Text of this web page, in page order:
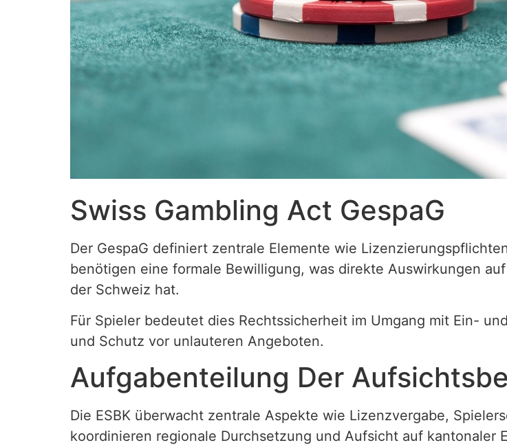
Swiss Gambling Act GespaG
Der GespaG definiert zentrale Elemente wie
benötigen eine formale Bewilligung, was direkte Auswirkungen
der Schweiz hat.
Für Spieler bedeutet dies Rechtssicherheit im Umgang mit Ein-
und Schutz vor unlauteren Angeboten.
Aufgabenteilung Der
Die ESBK überwacht zentrale Aspekte wie Lizenzvergabe,
koordinieren regionale Durchsetzung und Aufsicht auf kantonaler